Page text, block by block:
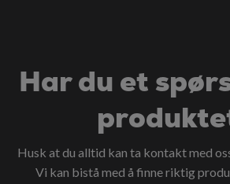
Har du et
Husk at du alltid kan ta kontakt med
Vi kan bistå med å finne riktig